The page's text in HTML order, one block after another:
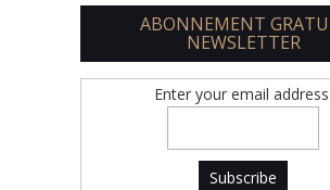
ABONNEMENT
NEWSLETTER
Enter your email address: